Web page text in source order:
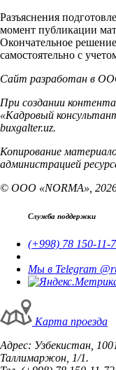
Разъяснения
момент публикации
Окончательное
самостоятельно с
Сайт разработан в
При создании
«Кадровый
buxgalter.uz.
Копирование
администрацией
© ООО «NORMA»,
Служба поддержки
(+998) 78 150-11-
Мы в Telegram
Карта проезда
Адрес: Узбекистан,
Таллимаржон, 1/1.